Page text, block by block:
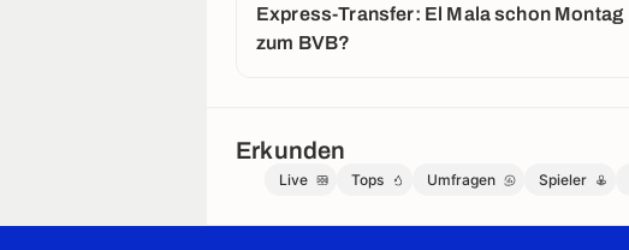
Express-Transfer: El Mala schon Montag
zum BVB?
Erkunden
Live Tops Umfragen Spieler